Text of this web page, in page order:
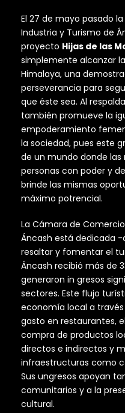
El 27 de mayo pasado
Industria y Turismo de
proyecto Hijas de las
simplemente alcanzar
Himalaya, una
perseverancia para
que éste sea. Al
también promueve la
empoderamiento
la sociedad, pues este
de un mundo donde
personas con poder y
brinde las mismas
máximo potrencial.
La Cámara de
Áncash está dedicada
resaltar y fomentar el
Áncash recibió más de
generaron in gresos
sectores. Este flujo
economía local a
gasto en restaurantes,
compra de productos
directos e indirectos y
infraestructuras como
Sus ungresos apoyan
comunitarios y a la
cultural.